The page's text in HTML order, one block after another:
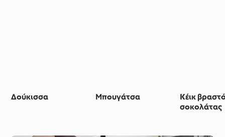
Δούκισσα Μπουγάτσα
Κέικ
σοκολάτας